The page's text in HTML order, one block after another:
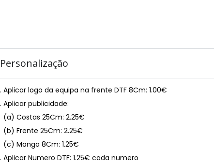
Personalização
Aplicar logo da equipa na frente DTF 8Cm: 1.00€
Aplicar publicidade:
(a) Costas 25Cm: 2.25€
(b) Frente 25Cm: 2.25€
(c) Manga 8Cm: 1.25€
Aplicar Numero DTF: 1.25€ cada numero